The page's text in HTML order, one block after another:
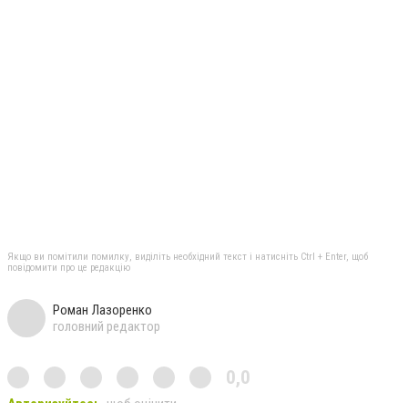
Якщо ви помітили помилку, виділіть необхідний текст і натисніть Ctrl + Enter, щоб
повідомити про це редакцію
Роман Лазоренко
головний редактор
0,0